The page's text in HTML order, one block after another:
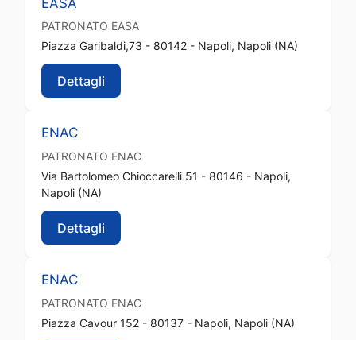
PATRONATO EASA
Piazza Garibaldi,73 - 80142 - Napoli, Napoli (NA)
Dettagli
ENAC
PATRONATO ENAC
Via Bartolomeo Chioccarelli 51 - 80146 - Napoli,
Napoli (NA)
Dettagli
ENAC
PATRONATO ENAC
Piazza Cavour 152 - 80137 - Napoli, Napoli (NA)